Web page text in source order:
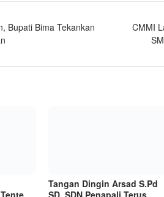
Bupati Bima Tekankan
CMMI
Tangan Dingin Arsad S.Pd
SD, SDN Penapali Terus